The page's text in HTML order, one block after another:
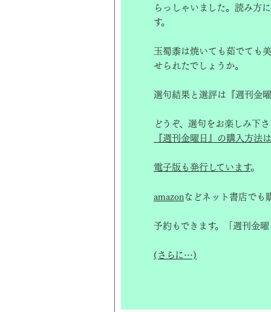
らっしゃいました。読み方
す。
玉蜀黍は焼いても茹でても
せられたでしょうか。
選句結果と選評は『週刊金
どうぞ、選句をお楽しみ下
『週刊金曜日』の購入方法
電子版も発行しています。
amazon などネット書店でも
予約もできます。「週刊金
(さらに…)